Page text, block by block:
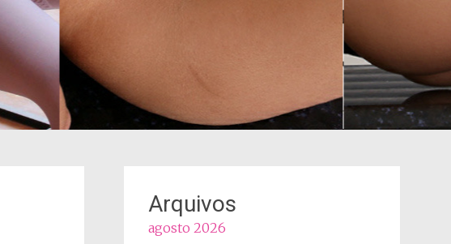
Arquivos
agosto 2026